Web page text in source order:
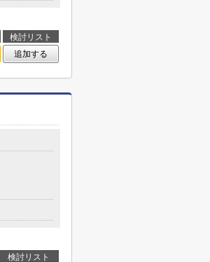
検討リスト
追加する
検討リスト